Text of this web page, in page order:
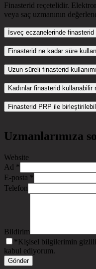
Finasterid reçetelidir.
veya saç uzmanının
İsveç eczanelerinde finasterid
Finasterid ne kadar süre
Uzun süreli finasterid
Kadınlar finasterid kullanabilir
Finasterid PRP ile
Uzmanlarımıza
Website
Ad *
E-posta *
Telefon
Bildirim
*Kişisel bilgilerimin
kabul ediyorum.
Gönder